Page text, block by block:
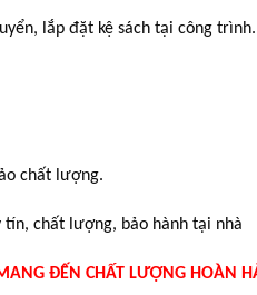
lắp đặt kệ sách tại công trình.
chất lượng.
tín, chất lượng, bảo hành tại nhà
ĐẾN CHẤT LƯỢNG HOÀN